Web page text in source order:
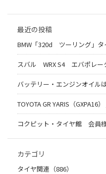
最近の投稿
BMW「320d ツーリング」タ
スバル WRX S4 エバポレー
バッテリー・エンジンオイル
TOYOTA GR YARIS（GXPA16
コクピット・タイヤ館 会員
カテゴリ
タイヤ関連（886）